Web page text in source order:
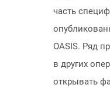
часть
OASIS. Ряд
в других
открывать